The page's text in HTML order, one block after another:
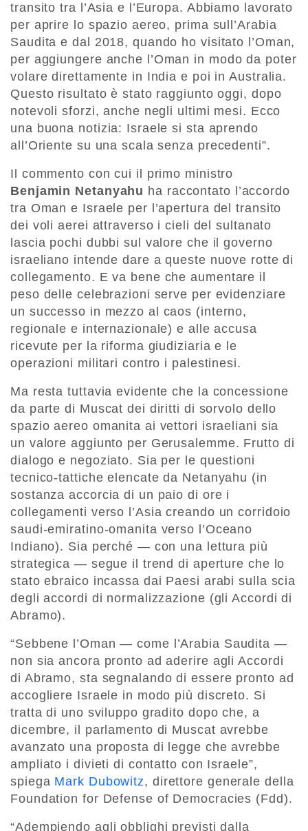
transito tra l’Asia e l’Europa. Abbiamo lavorato
per aprire lo spazio aereo, prima sull’Arabia
Saudita e dal 2018, quando ho visitato l’Oman,
per aggiungere anche l’Oman in modo da poter
volare direttamente in India e poi in Australia.
Questo risultato è stato raggiunto oggi, dopo
notevoli sforzi, anche negli ultimi mesi. Ecco
una buona notizia: Israele si sta aprendo
all’Oriente su una scala senza precedenti”.
Il commento con cui il primo ministro
Benjamin Netanyahu ha raccontato l’accordo
tra Oman e Israele per l’apertura del transito
dei voli aerei attraverso i cieli del sultanato
lascia pochi dubbi sul valore che il governo
israeliano intende dare a queste nuove rotte di
collegamento. E va bene che aumentare il
peso delle celebrazioni serve per evidenziare
un successo in mezzo al caos (interno,
regionale e internazionale) e alle accusa
ricevute per la riforma giudiziaria e le
operazioni militari contro i palestinesi.
Ma resta tuttavia evidente che la concessione
da parte di Muscat dei diritti di sorvolo dello
spazio aereo omanita ai vettori israeliani sia
un valore aggiunto per Gerusalemme. Frutto di
dialogo e negoziato. Sia per le questioni
tecnico-tattiche elencate da Netanyahu (in
sostanza accorcia di un paio di ore i
collegamenti verso l’Asia creando un corridoio
saudi-emiratino-omanita verso l’Oceano
Indiano). Sia perché — con una lettura più
strategica — segue il trend di aperture che lo
stato ebraico incassa dai Paesi arabi sulla scia
degli accordi di normalizzazione (gli Accordi di
Abramo).
“Sebbene l’Oman — come l’Arabia Saudita —
non sia ancora pronto ad aderire agli Accordi
di Abramo, sta segnalando di essere pronto ad
accogliere Israele in modo più discreto. Si
tratta di uno sviluppo gradito dopo che, a
dicembre, il parlamento di Muscat avrebbe
avanzato una proposta di legge che avrebbe
ampliato i divieti di contatto con Israele”,
spiega Mark Dubowitz, direttore generale della
Foundation for Defense of Democracies (Fdd).
“Adempiendo agli obblighi previsti dalla